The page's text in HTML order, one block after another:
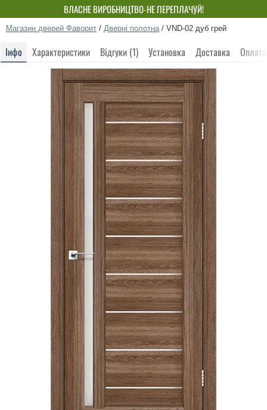
ВЛАСНЕ ВИРОБНИЦТВО-НЕ ПЕРЕПЛАЧУЙ!
Магазин дверей Фаворит / Дверні полотна / VND-02 дуб грей
Інфо Характеристики Відгуки (1) Установка Доставка Оплата